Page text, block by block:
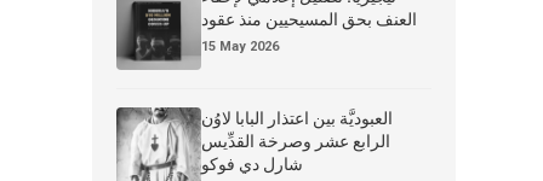
العنف بحق المسيحيين منذ عقود
15 May 2026
العبوديَّة بين اعتذار البابا لاوُن
الرابع عشر وصرخة القدِّيس
شارل دي فوكو